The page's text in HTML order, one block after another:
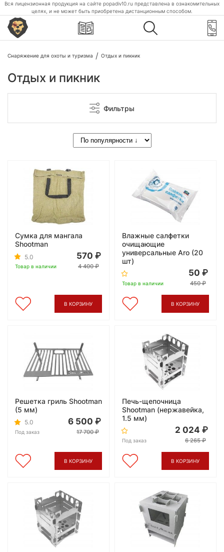
Вся лицензионная продукция на сайте popadiv10.ru представлена в ознакомительных
целях, и не может быть приобретена дистанционным способом.
Снаряжение для охоты и туризма Отдых и пикник
Отдых и пикник
Фильтры
Сумка для мангала
Shootman
5.0
Товар в наличии
570
4 400
В КОРЗИНУ
Влажные салфетки
очищающие
универсальные Aro (20
шт)
Товар в наличии
50
450
В КОРЗИНУ
Решетка гриль Shootman
(5 мм)
5.0
Под заказ
6 500
17 700
В КОРЗИНУ
Печь-щепочница
Shootman (нержавейка,
1.5 мм)
Под заказ
2 024
6 265
В КОРЗИНУ